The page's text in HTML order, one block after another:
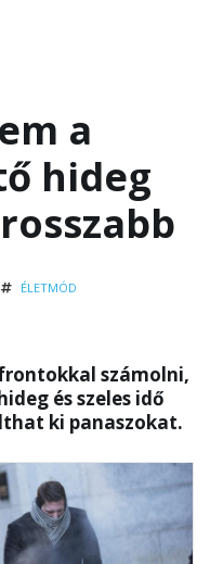
a
hideg
ÉLETMÓD
számolni,
és szeles idő
ki panaszokat.